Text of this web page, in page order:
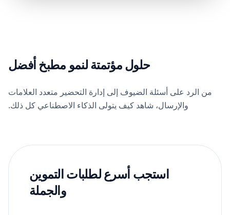
حلول مؤتمتة لنمو مطبخ أفضل
من الرد على أسئلة الضيوف إلى إدارة التحضير متعدد العلامات
والإرسال، شاهد كيف يتولى الذكاء الاصطناعي كل ذلك.
استجب أسرع لطلبات التموين
والجملة